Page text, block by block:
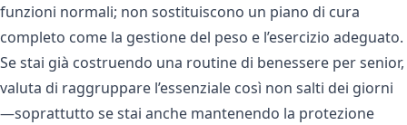
funzioni normali; non sostituiscono un piano di cura
completo come la gestione del peso e l’esercizio adeguato.
Se stai già costruendo una routine di benessere per senior,
valuta di raggruppare l’essenziale così non salti dei giorni
—soprattutto se stai anche mantenendo la protezione